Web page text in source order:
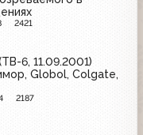
2421
6, 11.09.2001)
Globol, Colgate,
2187